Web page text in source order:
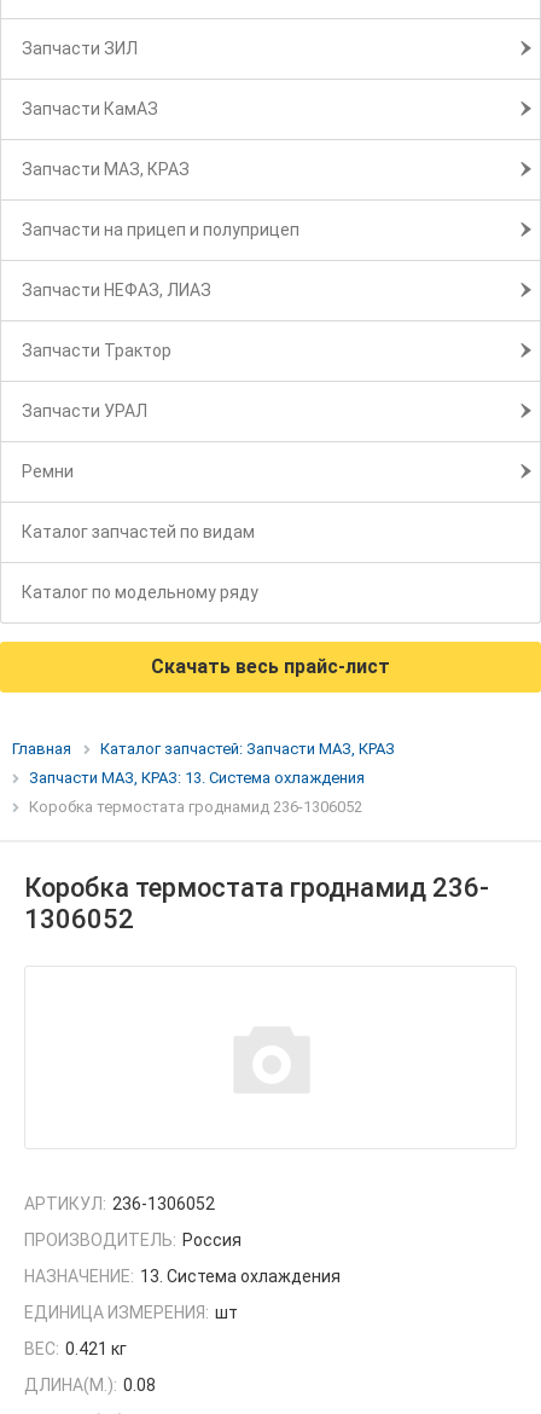
Запчасти ЗИЛ
Запчасти КамАЗ
Запчасти МАЗ, КРАЗ
Запчасти на прицеп и полуприцеп
Запчасти НЕФАЗ, ЛИАЗ
Запчасти Трактор
Запчасти УРАЛ
Ремни
Каталог запчастей по видам
Каталог по модельному ряду
Скачать весь прайс-лист
Главная
Каталог запчастей: Запчасти МАЗ, КРАЗ
Запчасти МАЗ, КРАЗ: 13. Система охлаждения
Коробка термостата гроднамид 236-1306052
Коробка термостата гроднамид 236-
1306052
АРТИКУЛ: 236-1306052
ПРОИЗВОДИТЕЛЬ: Россия
НАЗНАЧЕНИЕ: 13. Система охлаждения
ЕДИНИЦА ИЗМЕРЕНИЯ: шт
ВЕС: 0.421 кг
ДЛИНА(М.): 0.08